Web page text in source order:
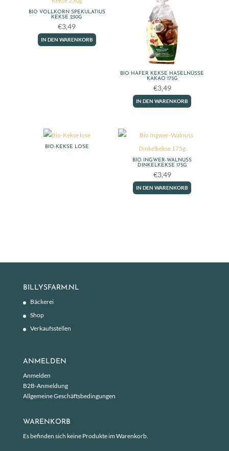
BIO VOLLKORN SPEKULATIUS
KEKSE 230G
€3,49
IN DEN WARENKORB
BIO HAFER KEKSE HASELNÜSSE
KAKAO 175G
€3,49
IN DEN WARENKORB
BIO-KEKSE LOSE
BIO INGWER-WALNUSS
DINKELKEKSE 175G
€3,49
IN DEN WARENKORB
BILLYSFARM.NL
Bäckerei
Shop
Verkaufsstellen
ANMELDEN
Anmelden
B2B-Anmeldung
Allgemeine Geschäftsbedingungen
WARENKORB
Es befinden sich keine Produkte im Warenkorb.